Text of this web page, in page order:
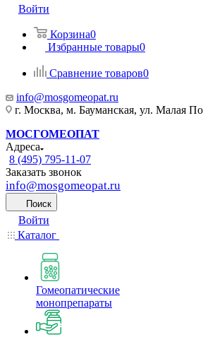
Войти
Корзина0
Избранные товары0
Сравнение товаров0
info@mosgomeopat.ru
г. Москва, м. Бауманская, ул. Малая
МОСГОМЕОПАТ
Адреса
8 (495) 795-11-07
Заказать звонок
info@mosgomeopat.ru
Поиск
Войти
Каталог
Гомеопатические
монопрепараты